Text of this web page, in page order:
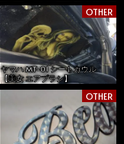
OTHER
ヤマハ MT-01 シートカウル
【美女 エアブラシ】
OTHER